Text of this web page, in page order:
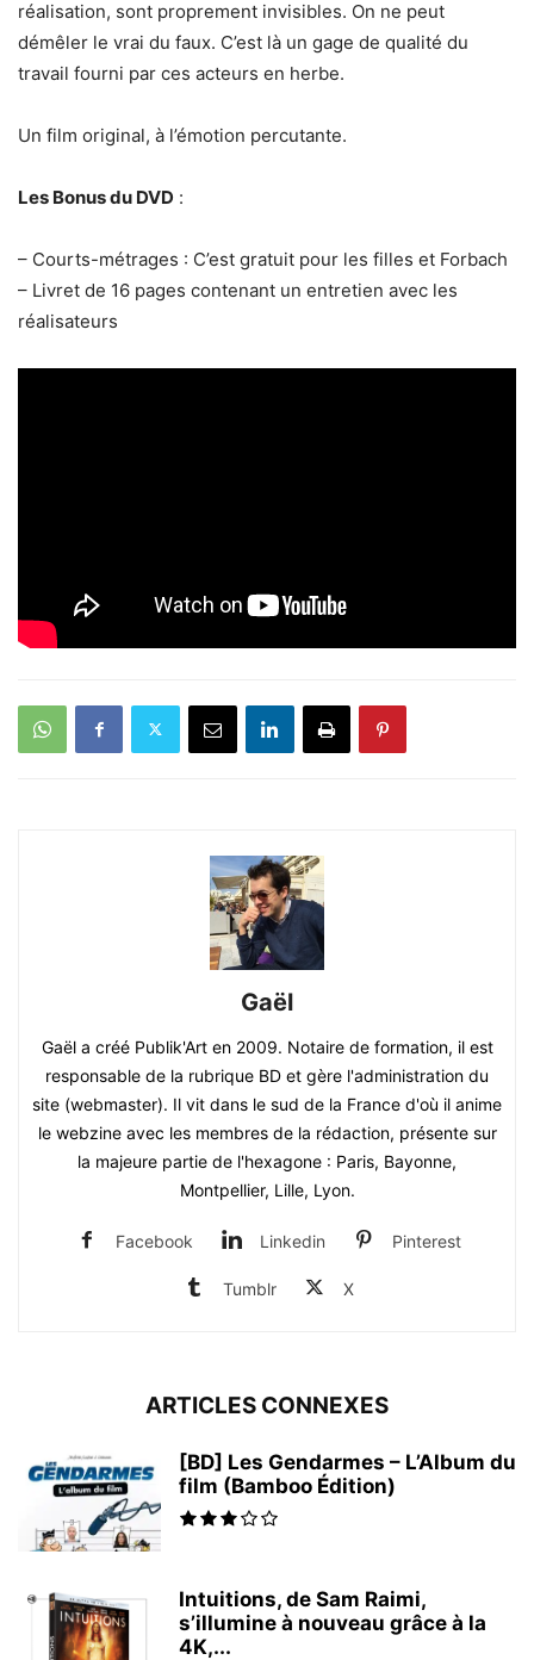
réalisation, sont proprement invisibles. On ne peut
démêler le vrai du faux. C’est là un gage de qualité du
travail fourni par ces acteurs en herbe.
Un film original, à l’émotion percutante.
Les Bonus du DVD :
– Courts-métrages : C’est gratuit pour les filles et Forbach
– Livret de 16 pages contenant un entretien avec les
réalisateurs
Gaël
Gaël a créé Publik'Art en 2009. Notaire de formation, il est
responsable de la rubrique BD et gère l'administration du
site (webmaster). Il vit dans le sud de la France d'où il anime
le webzine avec les membres de la rédaction, présente sur
la majeure partie de l'hexagone : Paris, Bayonne,
Montpellier, Lille, Lyon.
Facebook Linkedin Pinterest
Tumblr X
ARTICLES CONNEXES
[BD] Les Gendarmes – L’Album du
film (Bamboo Édition)
Intuitions, de Sam Raimi,
s’illumine à nouveau grâce à la
4K,...